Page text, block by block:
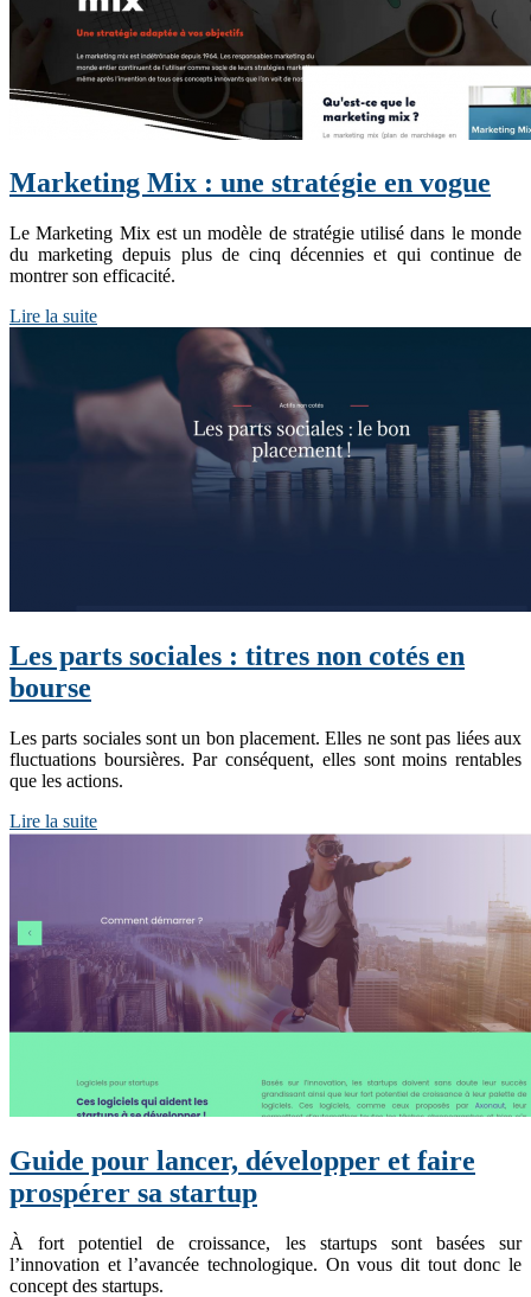
Marketing Mix : une stratégie en vogue
Le Marketing Mix est un modèle de stratégie utilisé dans le monde
du marketing depuis plus de cinq décennies et qui continue de
montrer son efficacité.
Lire la suite
Les parts sociales : titres non cotés en
bourse
Les parts sociales sont un bon placement. Elles ne sont pas liées aux
fluctuations boursières. Par conséquent, elles sont moins rentables
que les actions.
Lire la suite
Guide pour lancer, développer et faire
prospérer sa startup
À fort potentiel de croissance, les startups sont basées sur
l’innovation et l’avancée technologique. On vous dit tout donc le
concept des startups.